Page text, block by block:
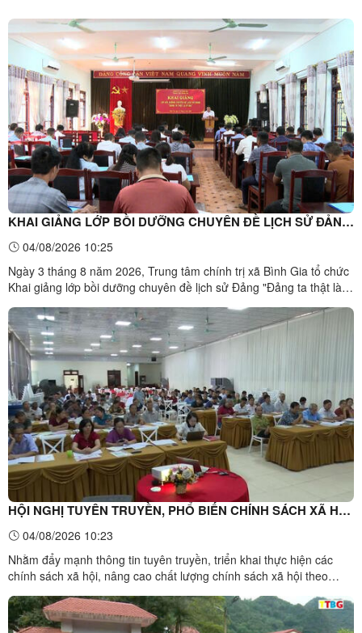
KHAI GIẢNG LỚP BỒI DƯỠNG CHUYÊN ĐỀ LỊCH SỬ ĐẢNG
"ĐẢNG TA THẬT LÀ VĨ ĐẠI" NĂM 2026.
04/08/2026 10:25
Ngày 3 tháng 8 năm 2026, Trung tâm chính trị xã Bình Gia tổ chức
Khai giảng lớp bồi dưỡng chuyên đề lịch sử Đảng "Đảng ta thật là vĩ
HỘI NGHỊ TUYÊN TRUYỀN, PHỔ BIẾN CHÍNH SÁCH XÃ HỘI
NĂM 2026.
04/08/2026 10:23
Nhằm đẩy mạnh thông tin tuyên truyền, triển khai thực hiện các
chính sách xã hội, nâng cao chất lượng chính sách xã hội theo
tỉnh Lạng Sơn phối hợp với UBND xã Bình Gia đã tổ chức Hội nghị
tuyên truyền, phổ biến chính sách xã hội năm ...